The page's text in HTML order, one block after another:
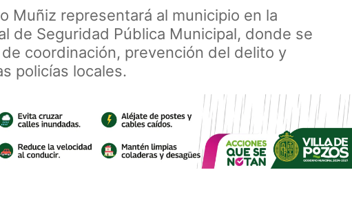
Muñiz representará al municipio en la
de Seguridad Pública Municipal, donde se
coordinación, prevención del delito y
policías locales.